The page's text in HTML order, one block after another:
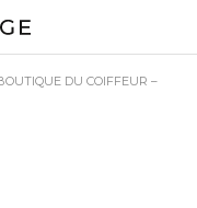
DU COIFFEUR –